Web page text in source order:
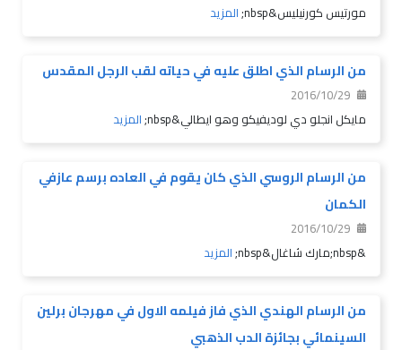
مورتيس كورنيليس&nbsp;
المزيد
من الرسام الذي اطلق عليه في حياته لقب الرجل المقدس
2016/10/29
مايكل انجلو دي لوديفيكو وهو ايطالي&nbsp;
المزيد
من الرسام الروسي الذي كان يقوم في العاده برسم عازفي
الكمان
2016/10/29
&nbsp;مارك شاغال&nbsp;
المزيد
من الرسام الهندي الذي فاز فيلمه الاول في مهرجان برلين
السينمائي بجائزة الدب الذهبي